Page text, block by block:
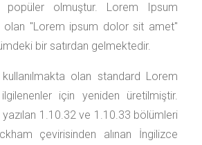
popüler olmuştur. Lorem Ipsum
olan "Lorem ipsum dolor sit amet"
bir satırdan gelmektedir.
olan standard Lorem
için yeniden üretilmiştir.
yazılan 1.10.32 ve 1.10.33 bölümleri
çevirisinden alınan İngilizce